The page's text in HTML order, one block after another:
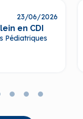
23/06/2026
en CDI
Pédiatriques